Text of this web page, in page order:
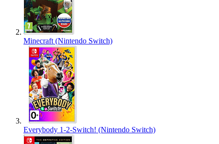
Minecraft (Nintendo Switch)
Everybody 1-2-Switch! (Nintendo Switch)